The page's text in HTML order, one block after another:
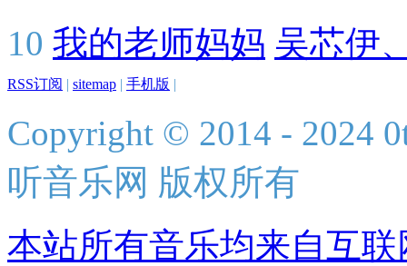
10 我的老师妈妈 吴芯伊
RSS订阅 | sitemap | 手机版 |
Copyright © 2014 - 2024
听音乐网 版权所有
本站所有音乐均来自互